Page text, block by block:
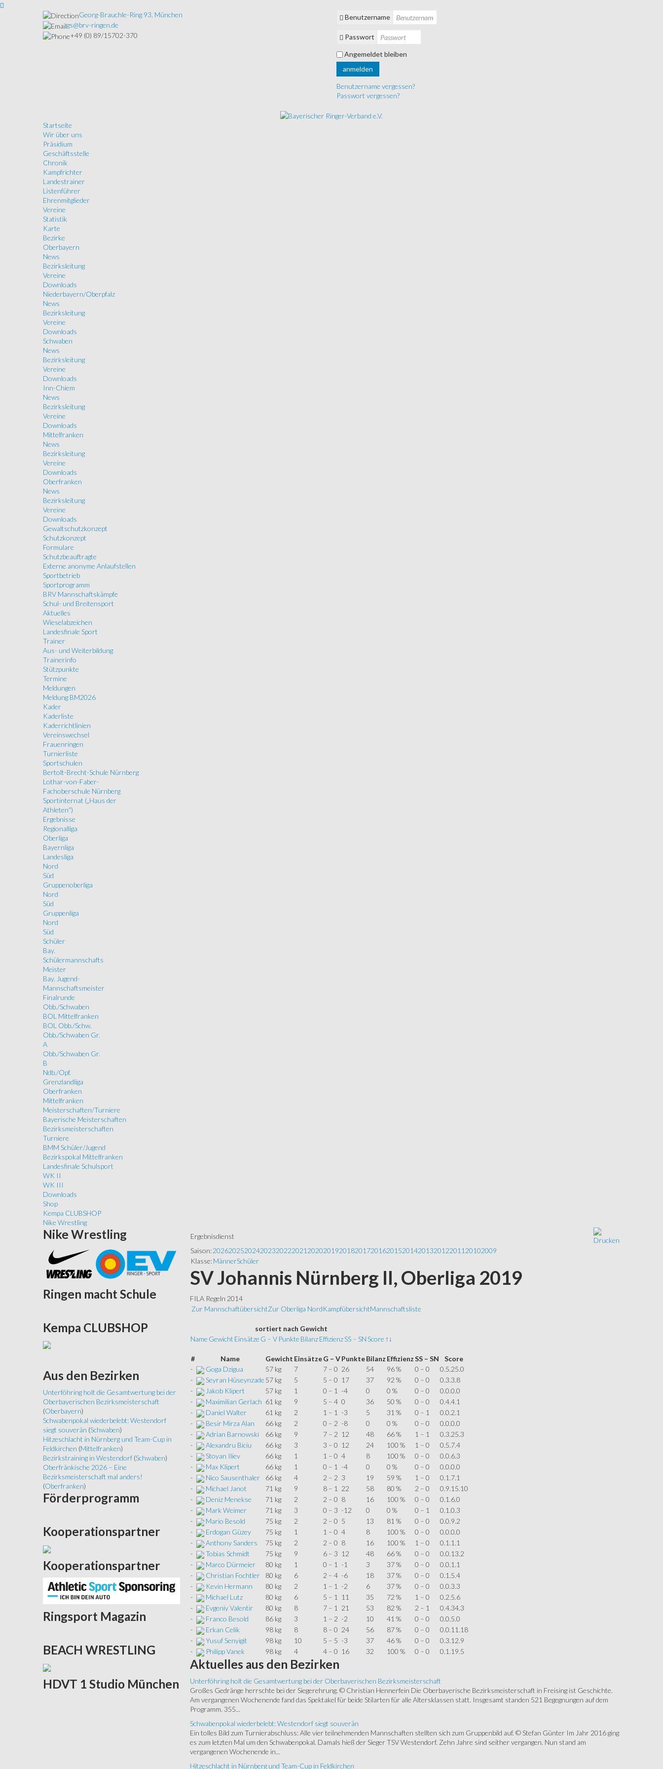
Georg-Brauchle-Ring 93, München
gs@brv-ringen.de
+49 (0) 89/15702-370
Benutzername
Passwort
Angemeldet bleiben
anmelden
Benutzername vergessen?
Passwort vergessen?
Startseite
Wir über uns
Präsidium
Geschäftsstelle
Chronik
Kampfrichter
Landestrainer
Listenführer
Ehrenmitglieder
Vereine
Statistik
Karte
Bezirke
Oberbayern
News
Bezirksleitung
Vereine
Downloads
Niederbayern/Oberpfalz
News
Bezirksleitung
Vereine
Downloads
Schwaben
News
Bezirksleitung
Vereine
Downloads
Inn-Chiem
News
Bezirksleitung
Vereine
Downloads
Mittelfranken
News
Bezirksleitung
Vereine
Downloads
Oberfranken
News
Bezirksleitung
Vereine
Downloads
Gewaltschutzkonzept
Schutzkonzept
Formulare
Schutzbeauftragte
Externe anonyme Anlaufstellen
Sportbetrieb
Sportprogramm
BRV Mannschaftskämpfe
Schul- und Breitensport
Aktuelles
Wieselabzeichen
Landesfinale Sport
Trainer
Aus- und Weiterbildung
Trainerinfo
Stützpunkte
Termine
Meldungen
Meldung BM2026
Kader
Kaderliste
Kaderrichtlinien
Vereinswechsel
Frauenringen
Turnierliste
Sportschulen
Bertolt-Brecht-Schule Nürnberg
Lothar-von-Faber-
Fachoberschule Nürnberg
Sportinternat („Haus der
Athleten“)
Ergebnisse
Regionalliga
Oberliga
Bayernliga
Landesliga
Nord
Süd
Gruppenoberliga
Nord
Süd
Gruppenliga
Nord
Süd
Schüler
Bay.
Schülermannschafts
Meister
Bay. Jugend-
Mannschaftsmeister
Finalrunde
Obb./Schwaben
BOL Mittelfranken
BOL Obb./Schw.
Obb./Schwaben Gr.
A
Obb./Schwaben Gr.
B
Ndb./Opf.
Grenzlandliga
Oberfranken
Mittelfranken
Meisterschaften/Turniere
Bayerische Meisterschaften
Bezirksmeisterschaften
Turniere
BMM Schüler/Jugend
Bezirkspokal Mittelfranken
Landesfinale Schulsport
WK II
WK III
Downloads
Shop
Kempa CLUBSHOP
Nike Wrestling
Ergebnisdienst
Saison: 202620252024202320222021 2020201920182017201620152014201320122011 20102009
Klasse: MännerSchüler
SV Johannis Nürnberg II, Oberliga 2019
FILA Regeln 2014
Zur MannschaftübersichtZur Oberliga NordKampfübersichtMannschaftsliste
sortiert nach Gewicht
Name Gewicht Einsätze G – V Punkte Bilanz EffizienzSS – SNScore ↑↓
# Name Gewicht Einsätze G – V Punkte Bilanz EffizienzSS – SN
Score
-
Goga Dzigua 57 kg 7 7 – 0 26 54 96 % 0 – 0
0.5.25.0
-
Seyran Hüseynzade 57 kg 5 5 – 0 17 37 92 % 0 – 0
0.3.3.8
-
Jakob Klipert 57 kg 1 0 – 1 -4 0 0 % 0 – 0
0.0.0.0
-
Maximilian Gerlach 61 kg 9 5 – 4 0 36 50 % 0 – 0
0.4.4.1
-
Daniel Walter 61 kg 2 1 – 1 -3 5 31 % 0 – 1
0.0.2.1
-
Besir Mirza Alan 66 kg 2 0 – 2 -8 0 0 % 0 – 0
0.0.0.0
-
Adrian Barnowski 66 kg 9 7 – 2 12 48 66 % 1 – 1
0.3.25.3
-
Alexandru Biciu 66 kg 3 3 – 0 12 24 100 % 1 – 0
0.5.7.4
-
Stoyan Iliev 66 kg 1 1 – 0 4 8 100 % 0 – 0
0.0.6.3
-
Max Klipert 66 kg 1 0 – 1 -4 0 0 % 0 – 0
0.0.0.0
-
Nico Sausenthaler 66 kg 4 2 – 2 3 19 59 % 1 – 0
0.1.7.1
-
Michael Janot 71 kg 9 8 – 1 22 58 80 % 2 – 0
0.9.15.10
-
Deniz Menekse 71 kg 2 2 – 0 8 16 100 % 0 – 0
0.1.6.0
-
Mark Weimer 71 kg 3 0 – 3 -12 0 0 % 0 – 1
0.1.0.3
-
Mario Besold 75 kg 2 2 – 0 5 13 81 % 0 – 0
0.0.9.2
-
Erdogan Güzey 75 kg 1 1 – 0 4 8 100 % 0 – 0
0.0.0.0
-
Anthony Sanders 75 kg 2 2 – 0 8 16 100 % 1 – 0
0.1.1.1
-
Tobias Schmidt 75 kg 9 6 – 3 12 48 66 % 0 – 0
0.0.13.2
-
Marco Dürmeier 80 kg 1 0 – 1 -1 3 37 % 0 – 0
0.0.1.1
-
Christian Fochtler 80 kg 6 2 – 4 -6 18 37 % 0 – 0
0.1.5.4
-
Kevin Hermann 80 kg 2 1 – 1 -2 6 37 % 0 – 0
0.0.3.3
-
Michael Lutz 80 kg 6 5 – 1 11 35 72 % 1 – 0
0.2.5.6
-
Evgeniy Valentir 80 kg 8 7 – 1 21 53 82 % 2 – 1
0.4.34.3
-
Franco Besold 86 kg 3 1 – 2 -2 10 41 % 0 – 0
0.0.5.0
-
Erkan Celik 98 kg 8 8 – 0 24 56 87 % 0 – 0
0.0.11.18
-
Yusuf Senyigit 98 kg 10 5 – 5 -3 37 46 % 0 – 0
0.3.12.9
-
Philipp Vanek 98 kg 4 4 – 0 16 32 100 % 0 – 0 0.1.19.5
Aktuelles aus den Bezirken
Unterföhring holt die Gesamtwertung bei der Oberbayerischen Bezirksmeisterschaft
Großes Gedränge herrschte bei der Siegerehrung. © Christian Hennerfein Die Oberbayerische Bezirksmeisterschaft in Freising ist Geschichte.
Am vergangenen Wochenende fand das Spektakel für beide Stilarten für alle Altersklassen statt. Insgesamt standen 521 Begegnungen auf dem
Programm. 355...
Schwabenpokal wiederbelebt: Westendorf siegt souverän
Ein tolles Bild zum Turnierabschluss: Alle vier teilnehmenden Mannschaften stellten sich zum Gruppenbild auf. © Stefan Günter Im Jahr 2016 ging
es zum letzten Mal um den Schwabenpokal. Damals hieß der Sieger TSV Westendorf. Zehn Jahre sind seither vergangen. Nun stand am
vergangenen Wochenende in...
Hitzeschlacht in Nürnberg und Team-Cup in Feldkirchen
Nike Wrestling
Ringen macht Schule
Kempa CLUBSHOP
Aus den Bezirken
Unterföhring holt die Gesamtwertung bei der
Oberbayerischen Bezirksmeisterschaft
(Oberbayern)
Schwabenpokal wiederbelebt: Westendorf
siegt souverän (Schwaben)
Hitzeschlacht in Nürnberg und Team-Cup in
Feldkirchen (Mittelfranken)
Bezirkstraining in Westendorf (Schwaben)
Oberfränkische 2026 – Eine
Bezirksmeisterschaft mal anders!
(Oberfranken)
Förderprogramm
Kooperationspartner
Kooperationspartner
Ringsport Magazin
BEACH WRESTLING
HDVT 1 Studio München